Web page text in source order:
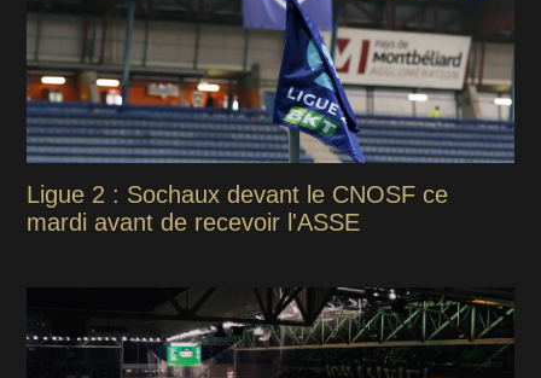
Ligue 2 : Sochaux devant le CNOSF ce
mardi avant de recevoir l'ASSE